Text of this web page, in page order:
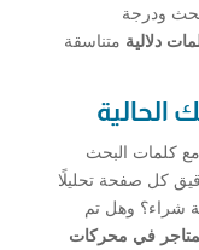
ودرجة
دلالية متناسقة
الحالية
مع كلمات البحث
كل صفحة تحليلًا
شراء؟ وهل تم
في محركات